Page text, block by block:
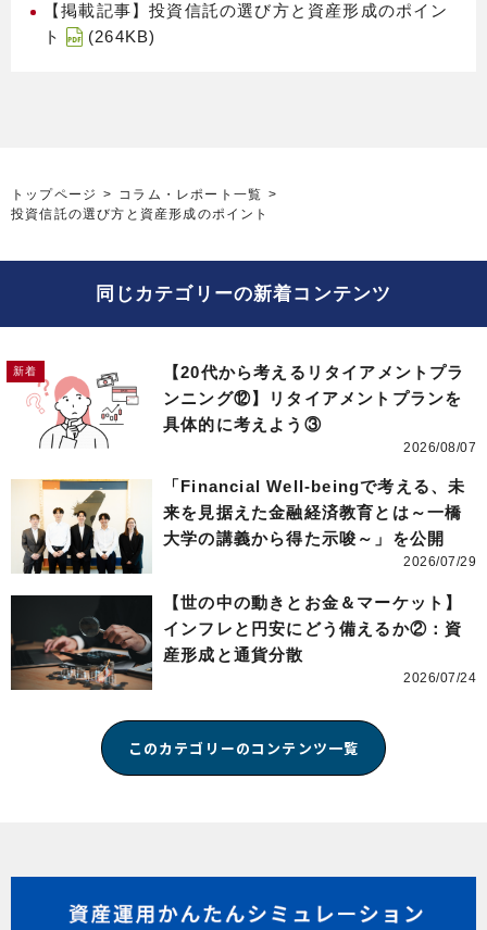
【掲載記事】投資信託の選び方と資産形成のポイン
ト
(264KB)
トップページ
コラム・レポート一覧
投資信託の選び方と資産形成のポイント
同じカテゴリーの新着コンテンツ
【20代から考えるリタイアメントプラ
ンニング⑫】リタイアメントプランを
具体的に考えよう③
2026/08/07
「Financial Well-beingで考える、未
来を見据えた金融経済教育とは～一橋
大学の講義から得た示唆～」を公開
2026/07/29
【世の中の動きとお金＆マーケット】
インフレと円安にどう備えるか②：資
産形成と通貨分散
2026/07/24
このカテゴリーのコンテンツ一覧